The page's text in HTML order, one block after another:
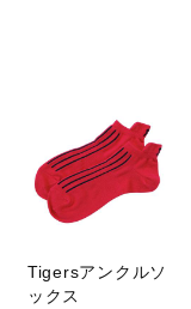
Tigersアンクルソ
ックス